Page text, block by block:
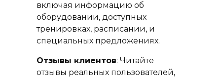
включая информацию об
оборудовании, доступных
тренировках, расписании, и
специальных предложениях.
Отзывы клиентов: Читайте
отзывы реальных пользователей,